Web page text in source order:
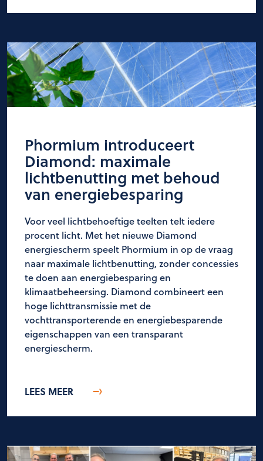
Phormium introduceert
Diamond: maximale
lichtbenutting met behoud
van energiebesparing
Voor veel lichtbehoeftige teelten telt iedere
procent licht. Met het nieuwe Diamond
energiescherm speelt Phormium in op de vraag
naar maximale lichtbenutting, zonder concessies
te doen aan energiebesparing en
klimaatbeheersing. Diamond combineert een
hoge lichttransmissie met de
vochttransporterende en energiebesparende
eigenschappen van een transparant
energiescherm.
LEES MEER